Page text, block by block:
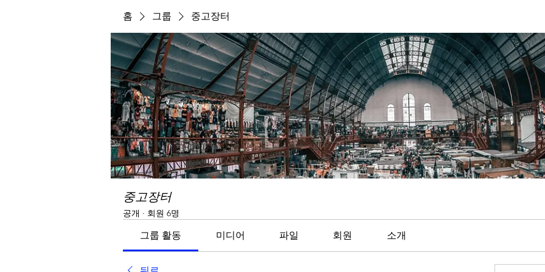
홈 그룹 중고장터
중고장터
공개 · 회원 6명
그룹 활동 미디어 파일 회원 소개